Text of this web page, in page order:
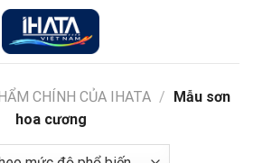
CHÍNH CỦA IHATA / Mẫu sơn
hoa cương